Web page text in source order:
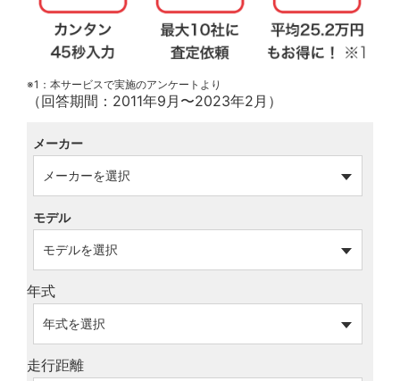
※1：本サービスで実施のアンケートより
（回答期間：2011年9月〜2023年2月）
メーカー
モデル
年式
走行距離